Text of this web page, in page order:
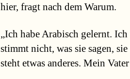
hier, fragt nach dem Warum.
„Ich habe Arabisch gelernt.
stimmt nicht, was sie sagen,
steht etwas anderes. Mein